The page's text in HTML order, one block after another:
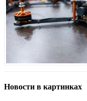
Новости в картинках